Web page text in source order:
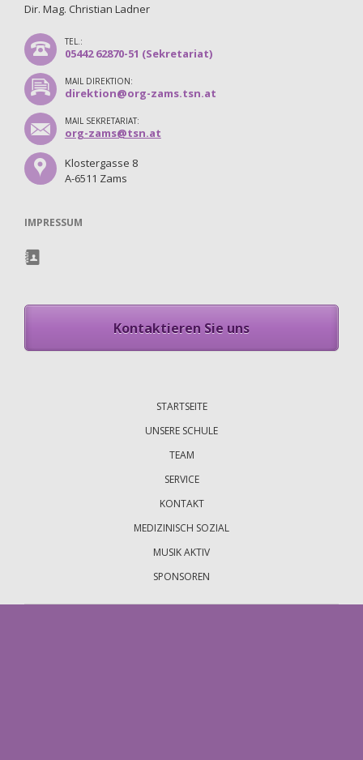
Dir. Mag. Christian Ladner
TEL.:
05442 62870-51 (Sekretariat)
MAIL DIREKTION:
direktion@org-zams.tsn.at
MAIL SEKRETARIAT:
org-zams@tsn.at
Klostergasse 8
A-6511 Zams
IMPRESSUM
Kontaktieren Sie uns
STARTSEITE
UNSERE SCHULE
TEAM
SERVICE
KONTAKT
MEDIZINISCH SOZIAL
MUSIK AKTIV
SPONSOREN